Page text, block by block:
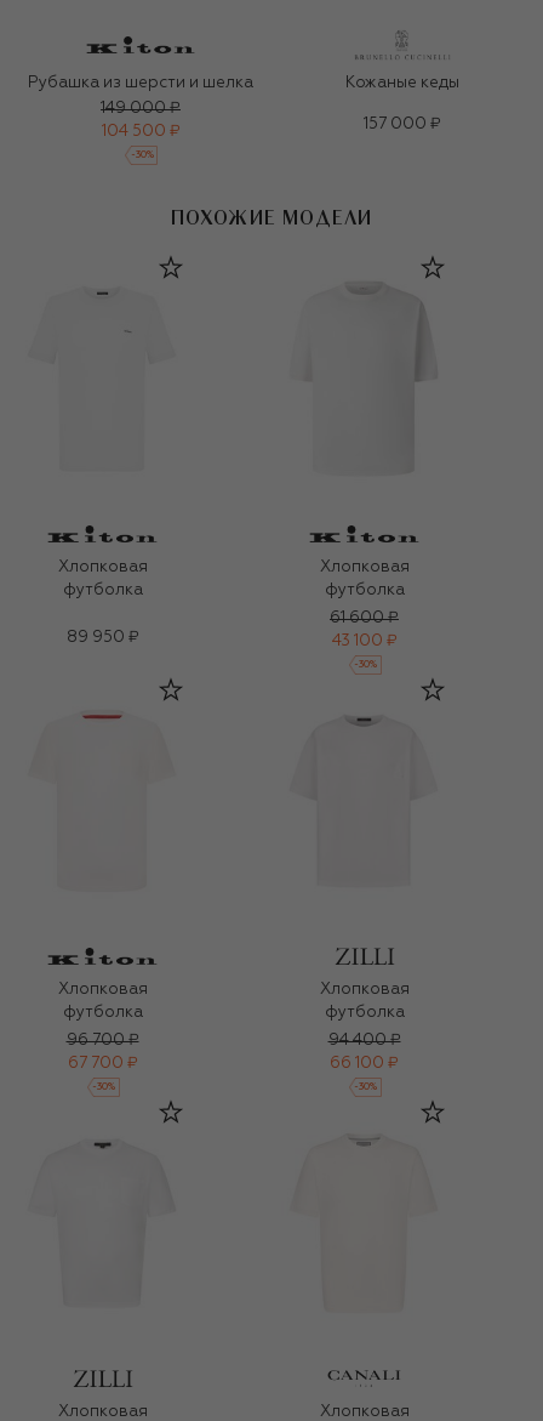
Рубашка из шерсти и шелка
149 000 ₽
104 500 ₽
-30%
Кожаные кеды
157 000 ₽
ПОХОЖИЕ МОДЕЛИ
Хлопковая
футболка
89 950 ₽
Хлопковая
футболка
61 600 ₽
43 100 ₽
-30%
Хлопковая
футболка
96 700 ₽
67 700 ₽
-30%
Хлопковая
футболка
94 400 ₽
66 100 ₽
-30%
Хлопковая
Хлопковая